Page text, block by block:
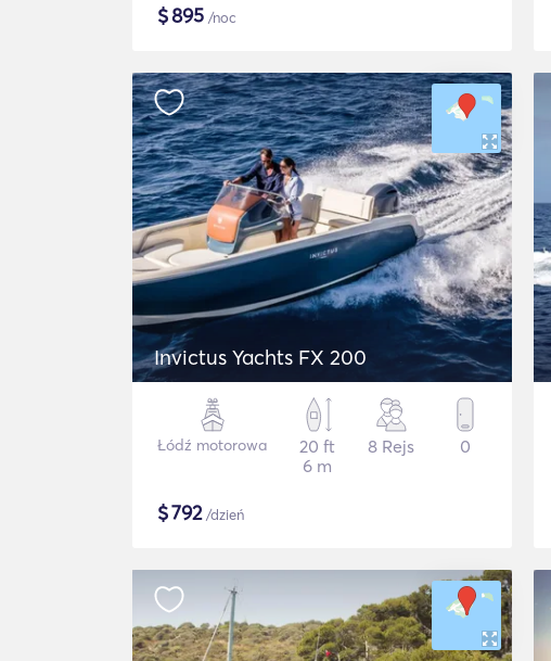
$895 /noc
Invictus Yachts FX 200
Łódź motorowa
20 ft
6 m
8 Rejs 0
$792/dzień